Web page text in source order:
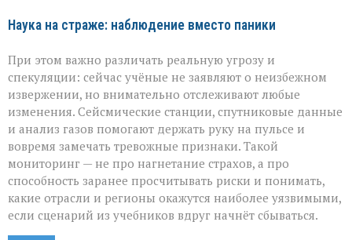
Наука на страже: наблюдение вместо паники
При этом важно различать реальную угрозу и
спекуляции: сейчас учёные не заявляют о неизбежном
извержении, но внимательно отслеживают любые
изменения. Сейсмические станции, спутниковые данные
и анализ газов помогают держать руку на пульсе и
вовремя замечать тревожные признаки. Такой
мониторинг — не про нагнетание страхов, а про
способность заранее просчитывать риски и понимать,
какие отрасли и регионы окажутся наиболее уязвимыми,
если сценарий из учебников вдруг начнёт сбываться.